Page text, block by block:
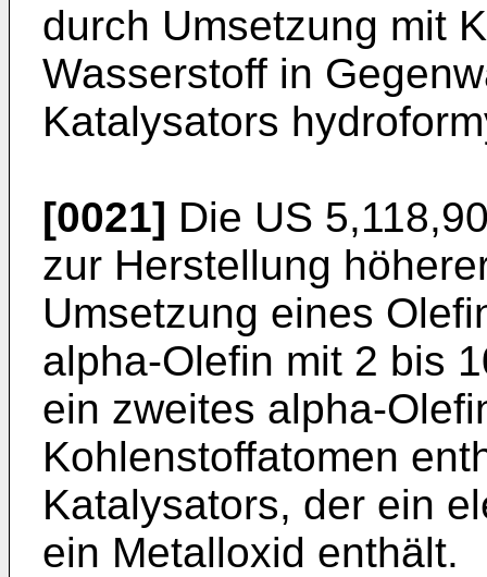
durch Umsetzung mit
Wasserstoff in
Katalysators
[0021] Die US
zur Herstellung
Umsetzung eines
alpha-Olefin mit 2 bis
ein zweites alpha-
Kohlenstoffatomen
Katalysators, der ein
ein Metalloxid enthält.